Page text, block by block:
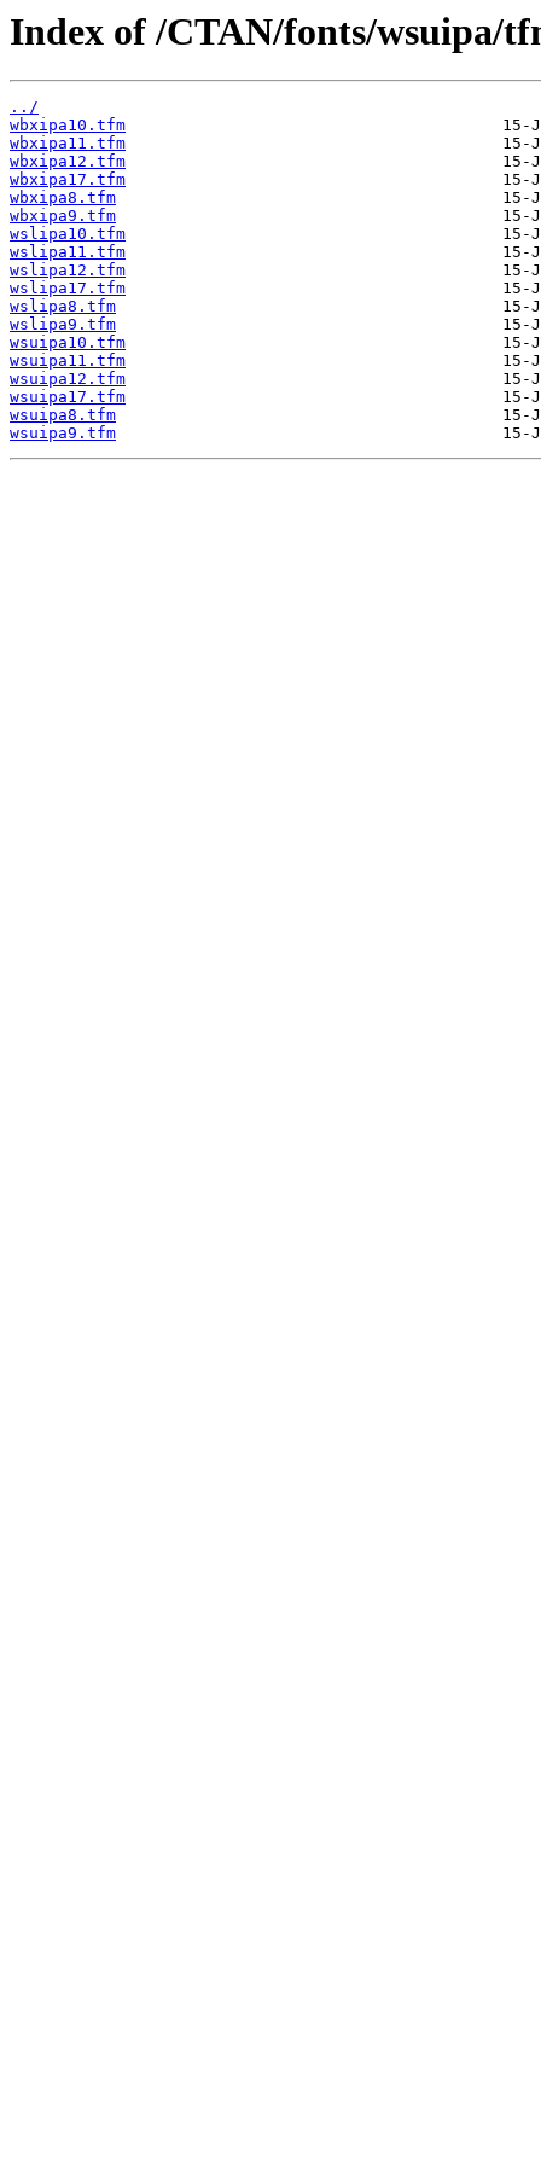
Index of /CTAN/fonts/wsuipa/
../
wbxipa10.tfm
wbxipa11.tfm
wbxipa12.tfm
wbxipa17.tfm
wbxipa8.tfm
wbxipa9.tfm
wslipa10.tfm
wslipa11.tfm
wslipa12.tfm
wslipa17.tfm
wslipa8.tfm
wslipa9.tfm
wsuipa10.tfm
wsuipa11.tfm
wsuipa12.tfm
wsuipa17.tfm
wsuipa8.tfm
wsuipa9.tfm